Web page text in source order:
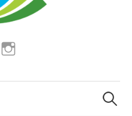
Facebook
Suchen
nach: